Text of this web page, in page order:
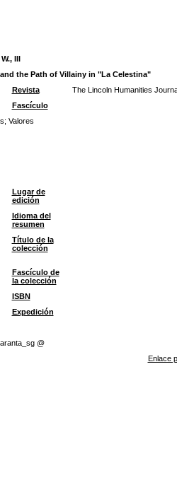
III
the Path of Villainy in "La Celestina"
Revista
The Lincoln Humanities
Fascículo
; Valores
Lugar de
edición
Idioma del
resumen
Título de la
colección
Fascículo de
la colección
ISBN
Expedición
@
Enlace